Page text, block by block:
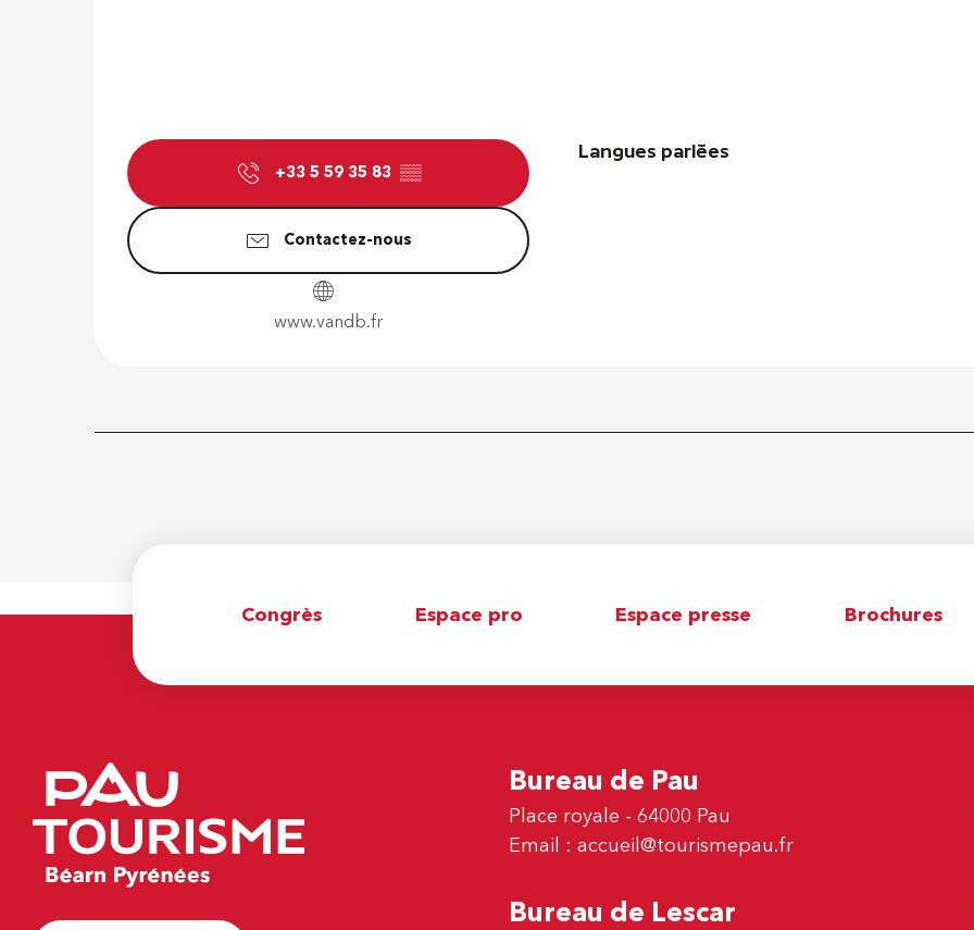
+33 5 59 35 83 ▒▒
Contactez-nous
www.vandb.fr
Langues parlées
Langues parlées
Congrès Espace pro Espace presse Brochures
Bureau de Pau
Place royale - 64000 Pau
Email : accueil@tourismepau.fr
Bureau de Lescar